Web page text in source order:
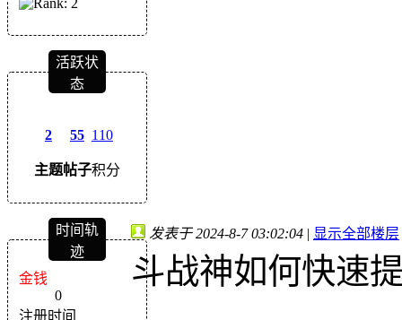
活跃状
态
2
主题
55
帖子
110
积分
时间轨
迹
金钱
0
注册时间
发表于 2024-8-7 03:02:04 | 显示全部楼层
斗战神如何快速